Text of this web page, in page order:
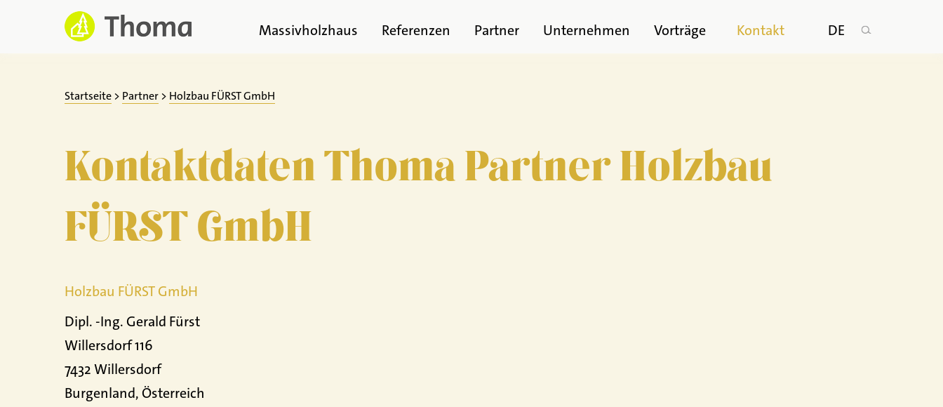
Massivholzhaus Referenzen Partner Unternehmen Vorträge Kontakt DE
Startseite > Partner > Holzbau FÜRST GmbH
Kontaktdaten Thoma Partner Holzbau
FÜRST GmbH
Holzbau FÜRST GmbH
Dipl. -Ing. Gerald Fürst
Willersdorf 116
7432 Willersdorf
Burgenland, Österreich